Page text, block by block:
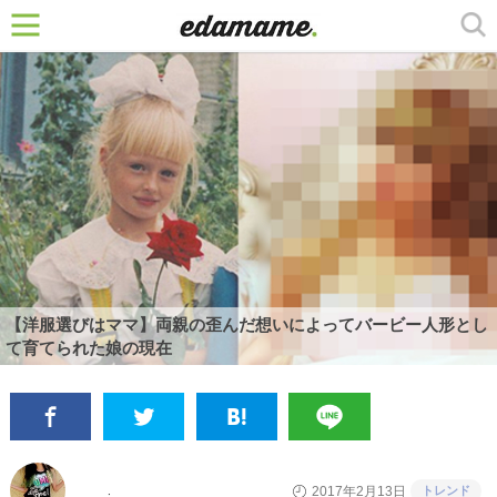
【洋服選びはママ】両親の歪んだ想いによってバービー人形とし
て育てられた娘の現在
2017年2月13日 トレンド